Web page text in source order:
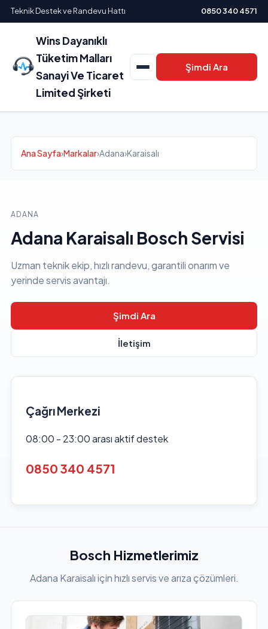
Teknik Destek ve Randevu Hattı 0850 340 4571
Wins Dayanıklı
Tüketim Malları
Sanayi Ve Ticaret
Limited Şirketi
Şimdi Ara
Ana Sayfa›Markalar›Adana›Karaisalı
ADANA
Adana Karaisalı Bosch Servisi
Uzman teknik ekip, hızlı randevu, garantili onarım ve
yerinde servis avantajı.
Şimdi Ara
İletişim
Çağrı Merkezi
08:00 - 23:00 arası aktif destek
0850 340 4571
Bosch Hizmetlerimiz
Adana Karaisalı için hızlı servis ve arıza çözümleri.